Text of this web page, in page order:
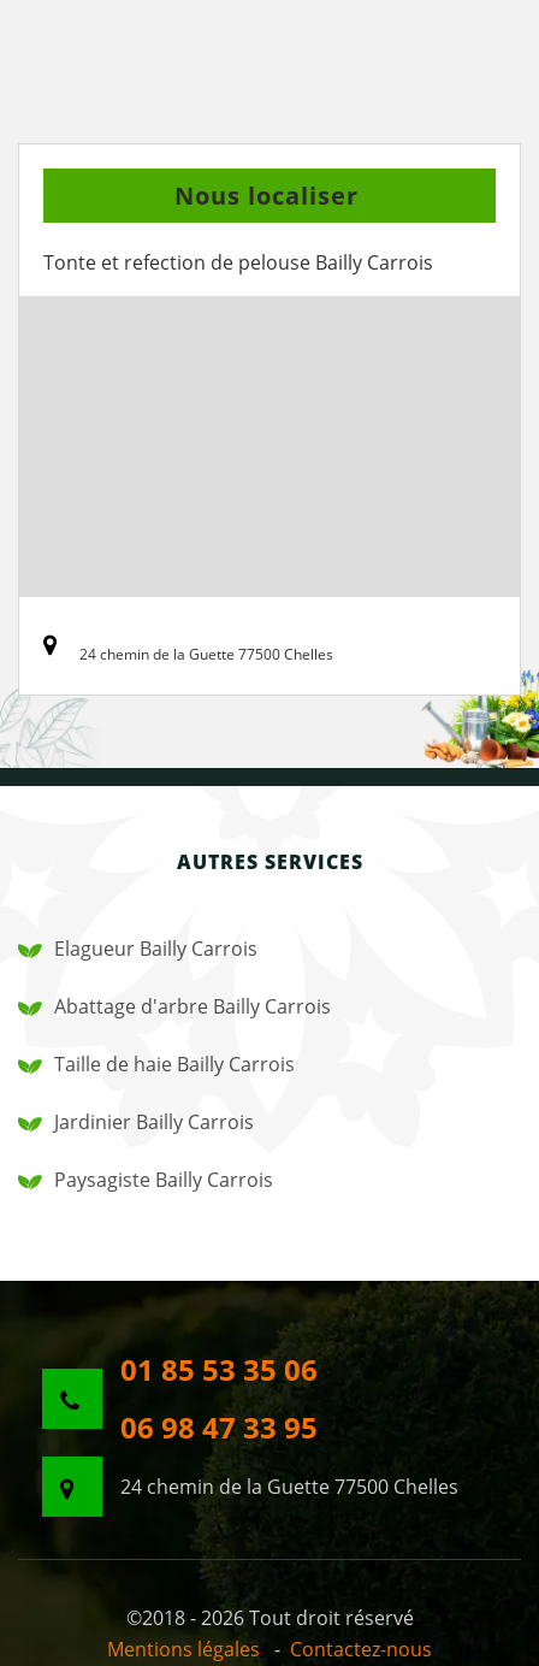
Nous localiser
Tonte et refection de pelouse Bailly Carrois
24 chemin de la Guette 77500 Chelles
AUTRES SERVICES
Elagueur Bailly Carrois
Abattage d'arbre Bailly Carrois
Taille de haie Bailly Carrois
Jardinier Bailly Carrois
Paysagiste Bailly Carrois
01 85 53 35 06
06 98 47 33 95
24 chemin de la Guette 77500 Chelles
©2018 - 2026 Tout droit réservé
Mentions légales - Contactez-nous